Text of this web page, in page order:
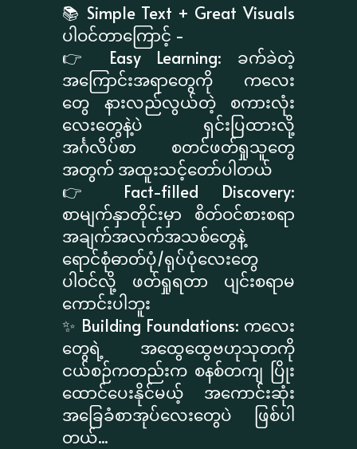
📚 Simple Text + Great Visuals
ပါဝင်တာကြောင့် -
👉 Easy Learning: ခက်ခဲတဲ့
အကြောင်းအရာတွေကို ကလေး
တွေ နားလည်လွယ်တဲ့ စကားလုံး
လေးတွေနဲ့ပဲ ရှင်းပြထားလို့
အင်္ဂလိပ်စာ စတင်ဖတ်ရှုသူတွေ
အတွက် အထူးသင့်တော်ပါတယ်
👉 Fact-filled Discovery:
စာမျက်နှာတိုင်းမှာ စိတ်ဝင်စားစရာ
အချက်အလက်အသစ်တွေနဲ့
ရောင်စုံဓာတ်ပုံ/ရုပ်ပုံလေးတွေ
ပါဝင်လို့ ဖတ်ရှုရတာ ပျင်းစရာမ
ကောင်းပါဘူး
✨ Building Foundations: ကလေး
တွေရဲ့ အထွေထွေဗဟုသုတကို
ငယ်စဉ်ကတည်းက စနစ်တကျ ပြိုး
ထောင်ပေးနိုင်မယ့် အကောင်းဆုံး
အခြေခံစာအုပ်လေးတွေပဲ ဖြစ်ပါ
တယ်...